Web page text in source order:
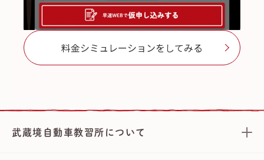
料金シミュレーションをしてみる
武蔵境自動車教習所について